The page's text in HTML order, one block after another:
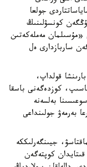
جولعا
كونسۋلىنىڭ
«مۇسىلمان مەملەكەتىن
ساربازدارى ەل
قولداپ،
كوزدەگەنى باسقا
بەلسەنە
بەرمەۋ جولىنداعى
جيىنگەرلىككە
كوپتەگەن